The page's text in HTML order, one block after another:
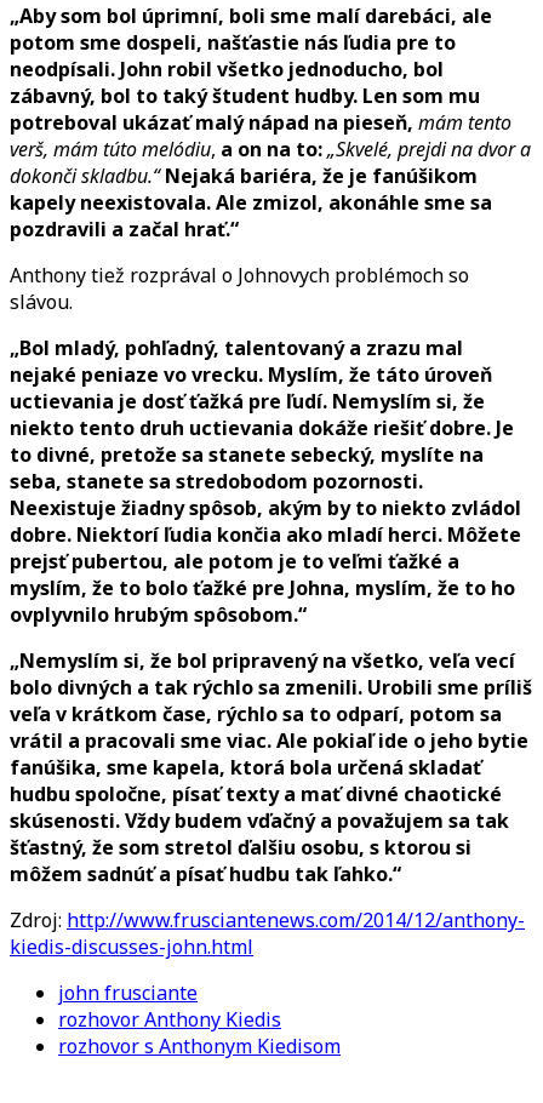
„Aby som bol úprimní, boli sme malí darebáci, ale
potom sme dospeli, našťastie nás ľudia pre to
neodpísali. John robil všetko jednoducho, bol
zábavný, bol to taký študent hudby. Len som mu
potreboval ukázať malý nápad na pieseň, mám tento
verš, mám túto melódiu, a on na to:„Skvelé, prejdi na dvor a
dokonči skladbu.“Nejaká bariéra, že je fanúšikom
kapely neexistovala. Ale zmizol, akonáhle sme sa
pozdravili a začal hrať.“
Anthony tiež rozprával o Johnovych problémoch so
slávou.
„Bol mladý, pohľadný, talentovaný a zrazu mal
nejaké peniaze vo vrecku. Myslím, že táto úroveň
uctievania je dosť ťažká pre ľudí. Nemyslím si, že
niekto tento druh uctievania dokáže riešiť dobre. Je
to divné, pretože sa stanete sebecký, myslíte na
seba, stanete sa stredobodom pozornosti.
Neexistuje žiadny spôsob, akým by to niekto zvládol
dobre. Niektorí ľudia končia ako mladí herci. Môžete
prejsť pubertou, ale potom je to veľmi ťažké a
myslím, že to bolo ťažké pre Johna, myslím, že to ho
ovplyvnilo hrubým spôsobom.“
„Nemyslím si, že bol pripravený na všetko, veľa vecí
bolo divných a tak rýchlo sa zmenili. Urobili sme príliš
veľa v krátkom čase, rýchlo sa to odparí, potom sa
vrátil a pracovali sme viac. Ale pokiaľ ide o jeho bytie
fanúšika, sme kapela, ktorá bola určená skladať
hudbu spoločne, písať texty a mať divné chaotické
skúsenosti. Vždy budem vďačný a považujem sa tak
šťastný, že som stretol ďalšiu osobu, s ktorou si
môžem sadnúť a písať hudbu tak ľahko.“
Zdroj: http://www.frusciantenews.com/2014/12/anthony-
kiedis-discusses-john.html
john frusciante
rozhovor Anthony Kiedis
rozhovor s Anthonym Kiedisom